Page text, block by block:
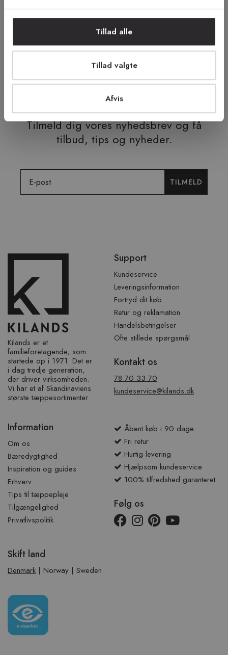
Tillad alle
Tillad valgte
Afvis
ÅBENT KØB I 90 DAGE HURTIG LEVERING
Tilmeld dig vores nyhedsbrev og få
tilbud, tips og nyheder.
TILMELD
over
Kilands er et
familieforetagende, som
startede op i 1971. Det er
i dag tredje generation,
der driver virksomheden.
Vi har et af ​​Skandinaviens
største tæppesortimenter.
Support
Kundeservice
Leveringsinformation
Fortryd dit køb
Retur og reklamation
Handelsbetingelser
Ofte stillede spørgsmål
Kontakt os
78 70 33 70
kundeservice@kilands.dk
Information
Om os
Bæredygtighed
Inspiration og guides
Erhverv
Tips til tæppepleje
Tilgængelighed
Privatlivspolitik
Åbent køb i 90 dage
Fri retur
Hurtig levering
Hjælpsom kundeservice
100% tilfredshed garanteret
Følg os
Skift land
Denmark | Norway | Sweden